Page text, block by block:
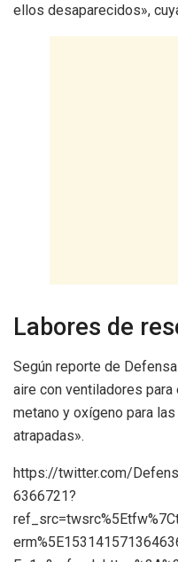
ellos desaparecidos»,
Labores de
Según reporte de
aire con ventiladores
metano y oxígeno para
atrapadas».
https://twitter.com/
6366721?